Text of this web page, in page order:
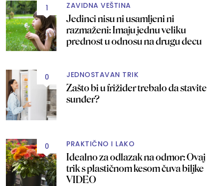
1 ZAVIDNA VEŠTINA
Jedinci nisu ni usamljeni ni
razmaženi: Imaju jednu veliku
prednost u odnosu na drugu decu
0 JEDNOSTAVAN TRIK
Zašto bi u frižider trebalo da stavite
sunđer?
0 PRAKTIČNO I LAKO
Idealno za odlazak na odmor: Ovaj
trik s plastičnom kesom čuva biljke
VIDEO